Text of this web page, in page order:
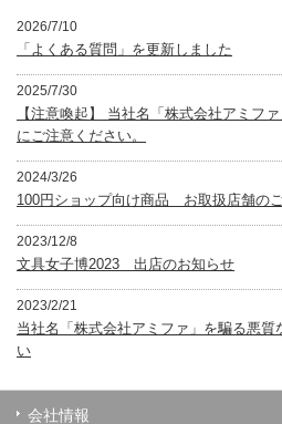
2026/7/10
「よくある質問」を更新しました
2025/7/30
【注意喚起】 当社名「株式会社アミフ
にご注意ください。
2024/3/26
100円ショップ向け商品 お取扱店舗の
2023/12/8
文具女子博2023 出店のお知らせ
2023/2/21
当社名「株式会社アミファ」を騙る悪質
い
会社情報